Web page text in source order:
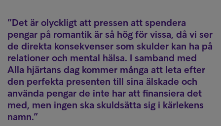
Det är olyckligt att pressen att spendera
pengar på romantik är så hög för vissa, då vi ser
de direkta konsekvenser som skulder kan ha på
relationer och mental hälsa. I samband med
Alla hjärtans dag kommer många att leta efter
den perfekta presenten till sina älskade och
använda pengar de inte har att finansiera det
med, men ingen ska skuldsätta sig i kärlekens
namn.